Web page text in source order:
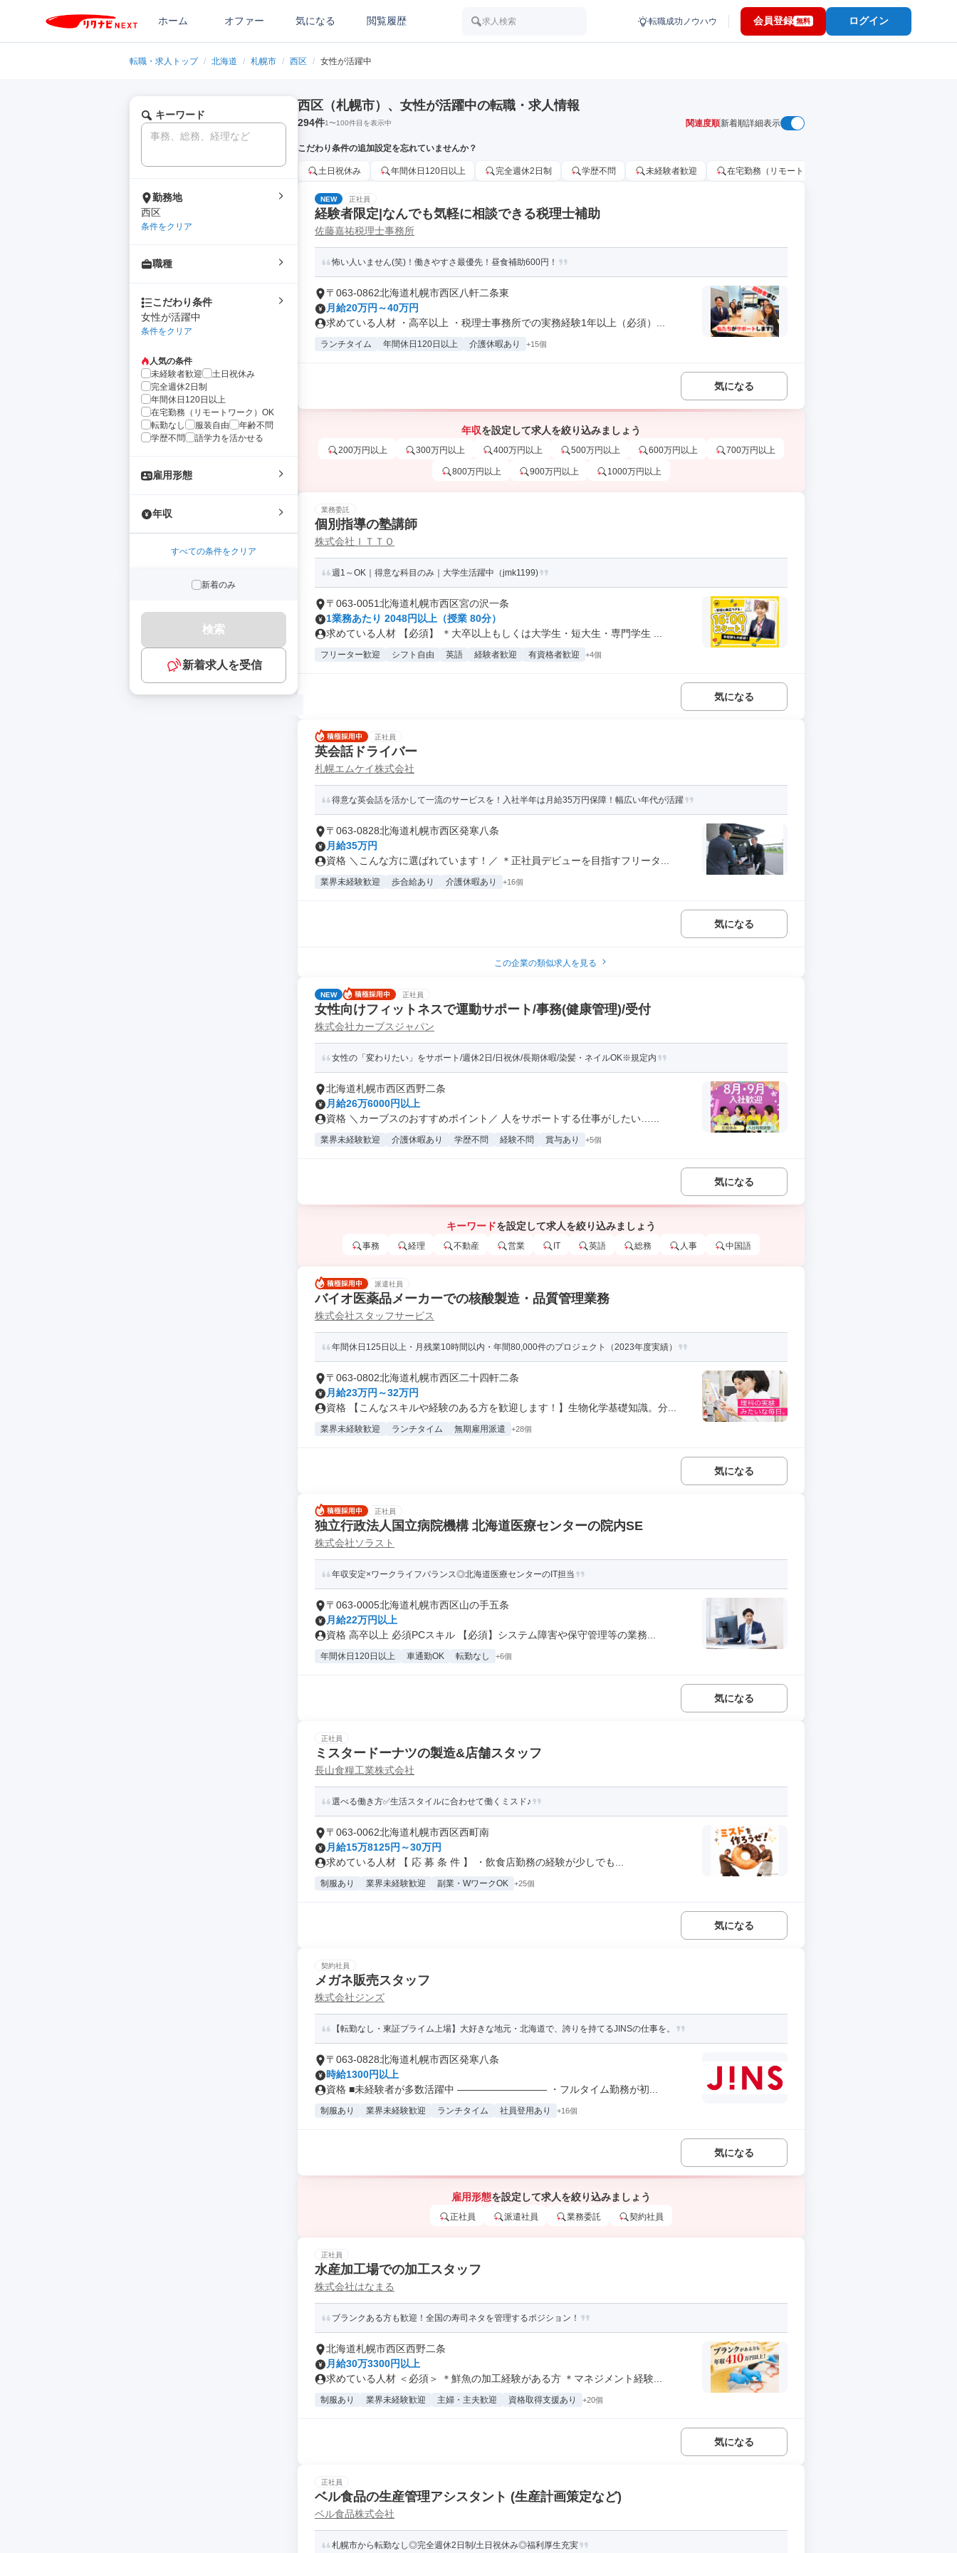
ホーム オファー 気になる 閲覧履歴 求人検索 転職成功ノウハウ 会員登録 無料 ログイン
転職・求人トップ / 北海道 / 札幌市 / 西区 / 女性が活躍中
キーワード
勤務地
西区
条件をクリア
職種
こだわり条件
女性が活躍中
条件をクリア
人気の条件
未経験者歓迎
土日祝休み
完全週休2日制
年間休日120日以上
在宅勤務（リモートワーク）OK
転勤なし
服装自由
年齢不問
学歴不問
語学力を活かせる
雇用形態
年収
すべての条件をクリア
新着のみ
検索
新着求人を受信
西区（札幌市）、女性が活躍中の転職・求人情報
294件1〜100件目を表示中 関連度順新着順詳細表示
こだわり条件の追加設定を忘れていませんか？
土日祝休み 年間休日120日以上 完全週休2日制 学歴不問 未経験者歓迎 在宅勤務（リモートワーク）OK
NEW 正社員
経験者限定|なんでも気軽に相談できる税理士補助
佐藤嘉祐税理士事務所
怖い人いません(笑)！働きやすさ最優先！昼食補助600円！
〒063-0862北海道札幌市西区八軒二条東
月給20万円～40万円
求めている人材 ・高卒以上 ・税理士事務所での実務経験1年以上（必須）...
ランチタイム 年間休日120日以上 介護休暇あり +15個
気になる
年収を設定して求人を絞り込みましょう
200万円以上 300万円以上 400万円以上 500万円以上 600万円以上 700万円以上
800万円以上 900万円以上 1000万円以上
業務委託
個別指導の塾講師
株式会社ＩＴＴＯ
週1～OK｜得意な科目のみ｜大学生活躍中（jmk1199)
〒063-0051北海道札幌市西区宮の沢一条
1業務あたり 2048円以上（授業 80分）
求めている人材 【必須】 ＊大卒以上もしくは大学生・短大生・専門学生 ...
フリーター歓迎 シフト自由 英語 経験者歓迎 有資格者歓迎 +4個
気になる
正社員
英会話ドライバー
札幌エムケイ株式会社
得意な英会話を活かして一流のサービスを！入社半年は月給35万円保障！幅広い年代が活躍
〒063-0828北海道札幌市西区発寒八条
月給35万円
資格 ＼こんな方に選ばれています！／ ＊正社員デビューを目指すフリータ...
業界未経験歓迎 歩合給あり 介護休暇あり +16個
気になる
この企業の類似求人を見る
NEW 正社員
女性向けフィットネスで運動サポート/事務(健康管理)/受付
株式会社カーブスジャパン
女性の「変わりたい」をサポート/週休2日/日祝休/長期休暇/染髪・ネイルOK※規定内
北海道札幌市西区西野二条
月給26万6000円以上
資格 ＼カーブスのおすすめポイント／ 人をサポートする仕事がしたい…...
業界未経験歓迎 介護休暇あり 学歴不問 経験不問 賞与あり +5個
気になる
キーワードを設定して求人を絞り込みましょう
事務 経理 不動産 営業 IT 英語 総務 人事 中国語
派遣社員
バイオ医薬品メーカーでの核酸製造・品質管理業務
株式会社スタッフサービス
年間休日125日以上・月残業10時間以内・年間80,000件のプロジェクト（2023年度実績）
〒063-0802北海道札幌市西区二十四軒二条
月給23万円～32万円
資格 【こんなスキルや経験のある方を歓迎します！】生物化学基礎知識。分...
業界未経験歓迎 ランチタイム 無期雇用派遣 +28個
気になる
正社員
独立行政法人国立病院機構 北海道医療センターの院内SE
株式会社ソラスト
年収安定×ワークライフバランス◎北海道医療センターのIT担当
〒063-0005北海道札幌市西区山の手五条
月給22万円以上
資格 高卒以上 必須PCスキル 【必須】システム障害や保守管理等の業務...
年間休日120日以上 車通勤OK 転勤なし +6個
気になる
正社員
ミスタードーナツの製造&店舗スタッフ
長山食糧工業株式会社
選べる働き方✅生活スタイルに合わせて働くミスド♪
〒063-0062北海道札幌市西区西町南
月給15万8125円～30万円
求めている人材 【 応 募 条 件 】 ・飲食店勤務の経験が少しでも...
制服あり 業界未経験歓迎 副業・WワークOK +25個
気になる
契約社員
メガネ販売スタッフ
株式会社ジンズ
【転勤なし・東証プライム上場】大好きな地元・北海道で、誇りを持てるJINSの仕事を。
〒063-0828北海道札幌市西区発寒八条
時給1300円以上
資格 ■未経験者が多数活躍中 ――――――――― ・フルタイム勤務が初...
制服あり 業界未経験歓迎 ランチタイム 社員登用あり +16個
気になる
雇用形態を設定して求人を絞り込みましょう
正社員 派遣社員 業務委託 契約社員
正社員
水産加工場での加工スタッフ
株式会社はなまる
ブランクある方も歓迎！全国の寿司ネタを管理するポジション！
北海道札幌市西区西野二条
月給30万3300円以上
求めている人材 ＜必須＞ ＊鮮魚の加工経験がある方 ＊マネジメント経験...
制服あり 業界未経験歓迎 主婦・主夫歓迎 資格取得支援あり +20個
気になる
正社員
ベル食品の生産管理アシスタント (生産計画策定など)
ベル食品株式会社
札幌市から転勤なし◎完全週休2日制/土日祝休み◎福利厚生充実